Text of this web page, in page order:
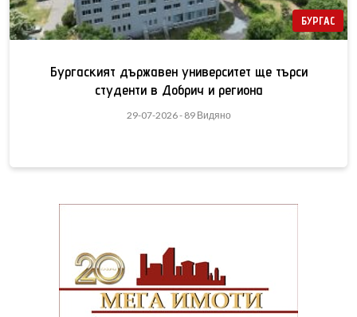
БУРГАС
Бургаският държавен университет ще търси
студенти в Добрич и региона
29-07-2026 - 89 Видяно